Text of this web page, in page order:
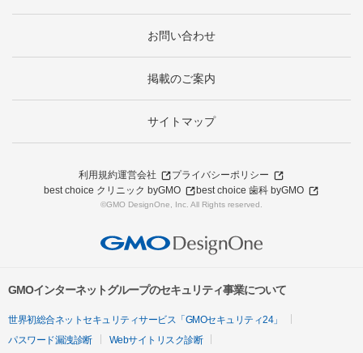
お問い合わせ
掲載のご案内
サイトマップ
利用規約運営会社
プライバシーポリシー
best choice クリニック byGMO
best choice 歯科 byGMO
©GMO DesignOne, Inc. All Rights reserved.
GMOインターネットグループのセキュリティ事業について
世界初総合ネットセキュリティサービス「GMOセキュリティ24」
パスワード漏洩診断
Webサイトリスク診断